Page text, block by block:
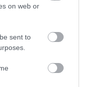
on web or
sent to